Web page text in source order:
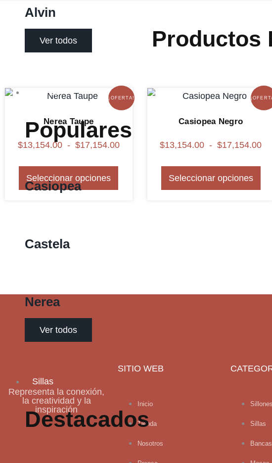
Alvin
Ver todos
Camas
Populares
Casiopea
Castela
Nerea
Ver todos
Sillas
Destacados
Productos
¡OFERTA!
Nerea Taupe
$13,154.00 - $17,154.00
Seleccionar opciones
Casiopea Negro
$13,154.00 - $17,154.00
Seleccionar opciones
Representa la conexión,
la creatividad y la
inspiración
SITIO WEB
Inicio
Tienda
Nosotros
Sillones
Sillas
Bancas